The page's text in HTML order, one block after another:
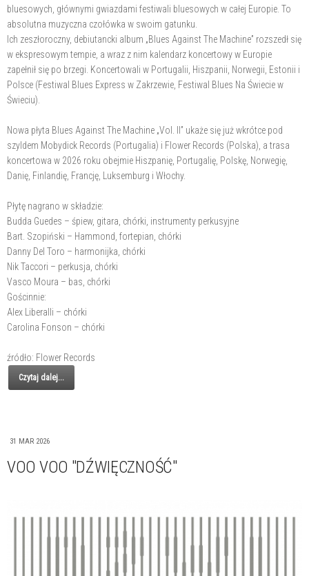
bluesowych, głównymi gwiazdami festiwali bluesowych w całej Europie. To
absolutna muzyczna czołówka w swoim gatunku.
Ich zeszłoroczny, debiutancki album „Blues Against The Machine” rozszedł się
w ekspresowym tempie, a wraz z nim kalendarz koncertowy w Europie
zapełnił się po brzegi. Koncertowali w Portugalii, Hiszpanii, Norwegii, Estonii i
Polsce (Festiwal Blues Express w Zakrzewie, Festiwal Blues Na Świecie w
Świeciu).
Nowa płyta Blues Against The Machine „Vol. II” ukaże się już wkrótce pod
szyldem Mobydick Records (Portugalia) i Flower Records (Polska), a trasa
koncertowa w 2026 roku obejmie Hiszpanię, Portugalię, Polskę, Norwegię,
Danię, Finlandię, Francję, Luksemburg i Włochy.
Płytę nagrano w składzie:
Budda Guedes – śpiew, gitara, chórki, instrumenty perkusyjne
Bart. Szopiński – Hammond, fortepian, chórki
Danny Del Toro – harmonijka, chórki
Nik Taccori – perkusja, chórki
Vasco Moura – bas, chórki
Gościnnie:
Alex Liberalli – chórki
Carolina Fonson – chórki
źródło: Flower Records
Czytaj dalej...
31 MAR 2026
VOO VOO "DŹWIĘCZNOŚĆ"